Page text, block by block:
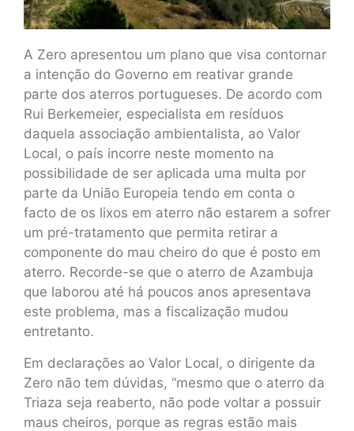
A Zero apresentou um plano que visa contornar
a intenção do Governo em reativar grande
parte dos aterros portugueses. De acordo com
Rui Berkemeier, especialista em resíduos
daquela associação ambientalista, ao Valor
Local, o país incorre neste momento na
possibilidade de ser aplicada uma multa por
parte da União Europeia tendo em conta o
facto de os lixos em aterro não estarem a sofrer
um pré-tratamento que permita retirar a
componente do mau cheiro do que é posto em
aterro. Recorde-se que o aterro de Azambuja
que laborou até há poucos anos apresentava
este problema, mas a fiscalização mudou
entretanto.
Em declarações ao Valor Local, o dirigente da
Zero não tem dúvidas, “mesmo que o aterro da
Triaza seja reaberto, não pode voltar a possuir
maus cheiros, porque as regras estão mais